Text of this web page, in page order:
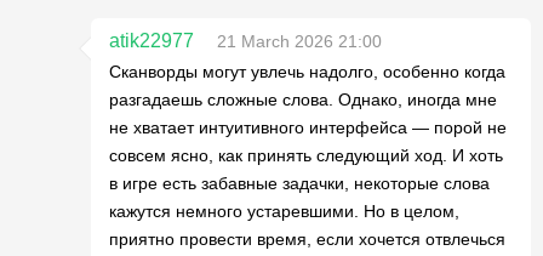
atik22977
21 March 2026 21:00
Сканворды могут увлечь надолго, особенно когда
разгадаешь сложные слова. Однако, иногда мне
не хватает интуитивного интерфейса — порой не
совсем ясно, как принять следующий ход. И хоть
в игре есть забавные задачки, некоторые слова
кажутся немного устаревшими. Но в целом,
приятно провести время, если хочется отвлечься